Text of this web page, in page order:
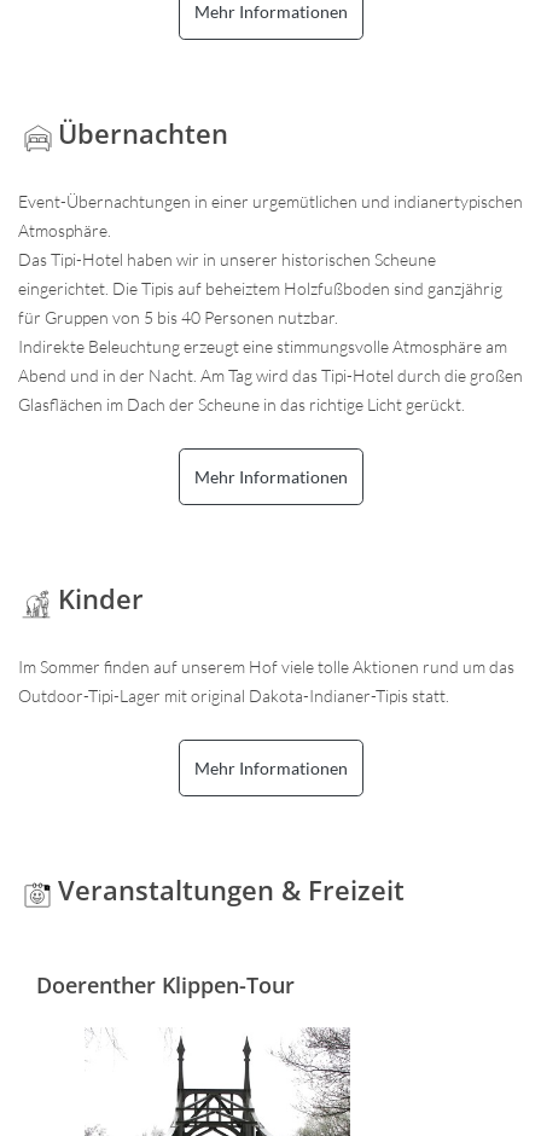
Mehr Informationen
Übernachten
Event-Übernachtungen in einer urgemütlichen und indianertypischen
Atmosphäre.
Das Tipi-Hotel haben wir in unserer historischen Scheune
eingerichtet. Die Tipis auf beheiztem Holzfußboden sind ganzjährig
für Gruppen von 5 bis 40 Personen nutzbar.
Indirekte Beleuchtung erzeugt eine stimmungsvolle Atmosphäre am
Abend und in der Nacht. Am Tag wird das Tipi-Hotel durch die großen
Glasflächen im Dach der Scheune in das richtige Licht gerückt.
Mehr Informationen
Kinder
Im Sommer finden auf unserem Hof viele tolle Aktionen rund um das
Outdoor-Tipi-Lager mit original Dakota-Indianer-Tipis statt.
Mehr Informationen
Veranstaltungen & Freizeit
Doerenther Klippen-Tour